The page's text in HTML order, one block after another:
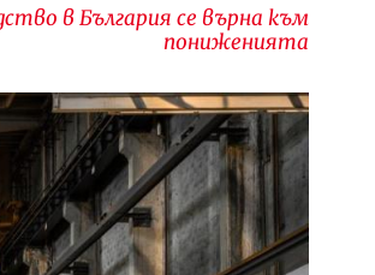
в България се върна към
пониженията